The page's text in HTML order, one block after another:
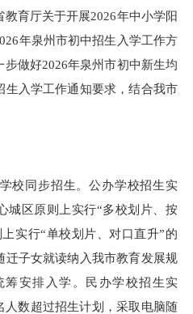
育厅关于开展2026年中小学阳
年泉州市初中招生入学工作方
做好2026年泉州市初中新生均
生入学工作通知要求，结合我市
同步招生。公办学校招生实
城区原则上实行“多校划片、按
实行“单校划片、对口直升”的
迁子女就读纳入我市教育发展规
安排入学。民办学校招生实
人数超过招生计划，采取电脑随